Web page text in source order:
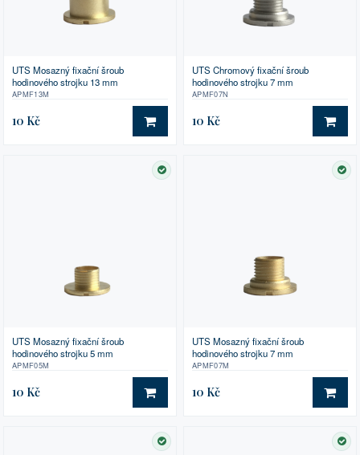
UTS Mosazný fixační šroub
hodinového strojku 13 mm
APMF13M
10 Kč DO KOŠÍKU
UTS Chromový fixační šroub
hodinového strojku 7 mm
APMF07N
10 Kč DO
SKLADEM
UTS Mosazný fixační šroub
hodinového strojku 5 mm
APMF05M
10 Kč DO KOŠÍKU
UTS Mosazný fixační šroub
hodinového strojku 7 mm
APMF07M
10 Kč DO
SKLADEM